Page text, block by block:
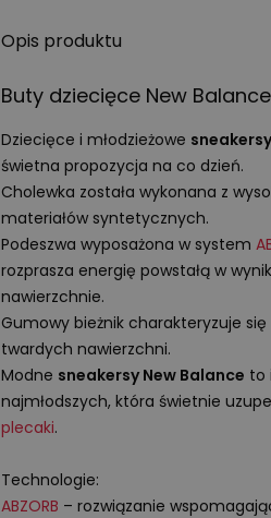
Opis produktu
Buty dziecięce New
Dziecięce i młodzieżowe
świetna propozycja na co dzień.
Cholewka została wykonana z
materiałów syntetycznych.
Podeszwa wyposażona w system
rozprasza energię powstałą w
nawierzchnie.
Gumowy bieżnik charakteryzuje
twardych nawierzchni.
Modne sneakersy New Balance to
najmłodszych, która świetnie
plecaki.
Technologie:
ABZORB – rozwiązanie